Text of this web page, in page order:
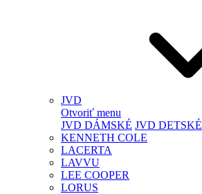
JVD
Otvoriť menu
JVD DÁMSKÉ JVD DETSKÉ
KENNETH COLE
LACERTA
LAVVU
LEE COOPER
LORUS